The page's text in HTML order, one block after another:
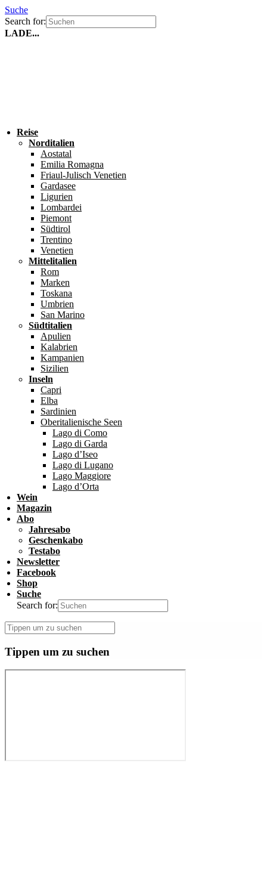
Suche
Search for:
LADE...
Reise
Norditalien
Aostatal
Emilia Romagna
Friaul-Julisch Venetien
Gardasee
Ligurien
Lombardei
Piemont
Südtirol
Trentino
Venetien
Mittelitalien
Rom
Marken
Toskana
Umbrien
San Marino
Südtitalien
Apulien
Kalabrien
Kampanien
Sizilien
Inseln
Capri
Elba
Sardinien
Oberitalienische Seen
Lago di Como
Lago di Garda
Lago d’Iseo
Lago di Lugano
Lago Maggiore
Lago d’Orta
Wein
Magazin
Abo
Jahresabo
Geschenkabo
Testabo
Newsletter
Facebook
Shop
Suche
Search for:
Tippen um zu suchen